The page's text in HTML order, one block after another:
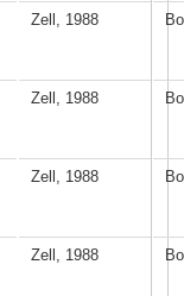
Zell, 1988
Zell, 1988
Zell, 1988
Zell, 1988